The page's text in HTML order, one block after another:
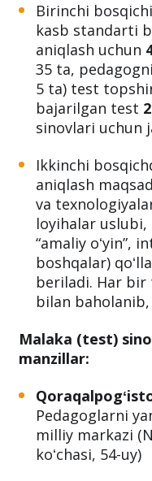
Birinchi
kasb standarti
aniqlash uchun
35 ta,
5 ta) test
bajarilgan test
sinovlari uchun
Ikkinchi
aniqlash
va
loyihalar uslubi,
“amaliy oʻyin”,
boshqalar)
beriladi. Har bir
bilan
Malaka (test)
manzillar:
Pedagoglarni
milliy markazi
koʻchasi, 54-uy)